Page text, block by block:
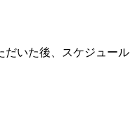
だいた後、スケジュール